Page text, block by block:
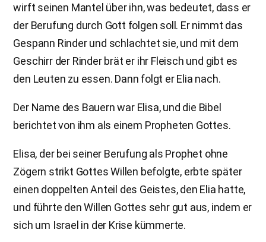
wirft seinen Mantel über ihn, was bedeutet, dass er
der Berufung durch Gott folgen soll. Er nimmt das
Gespann Rinder und schlachtet sie, und mit dem
Geschirr der Rinder brät er ihr Fleisch und gibt es
den Leuten zu essen. Dann folgt er Elia nach.
Der Name des Bauern war Elisa, und die Bibel
berichtet von ihm als einem Propheten Gottes.
Elisa, der bei seiner Berufung als Prophet ohne
Zögern strikt Gottes Willen befolgte, erbte später
einen doppelten Anteil des Geistes, den Elia hatte,
und führte den Willen Gottes sehr gut aus, indem er
sich um Israel in der Krise kümmerte.